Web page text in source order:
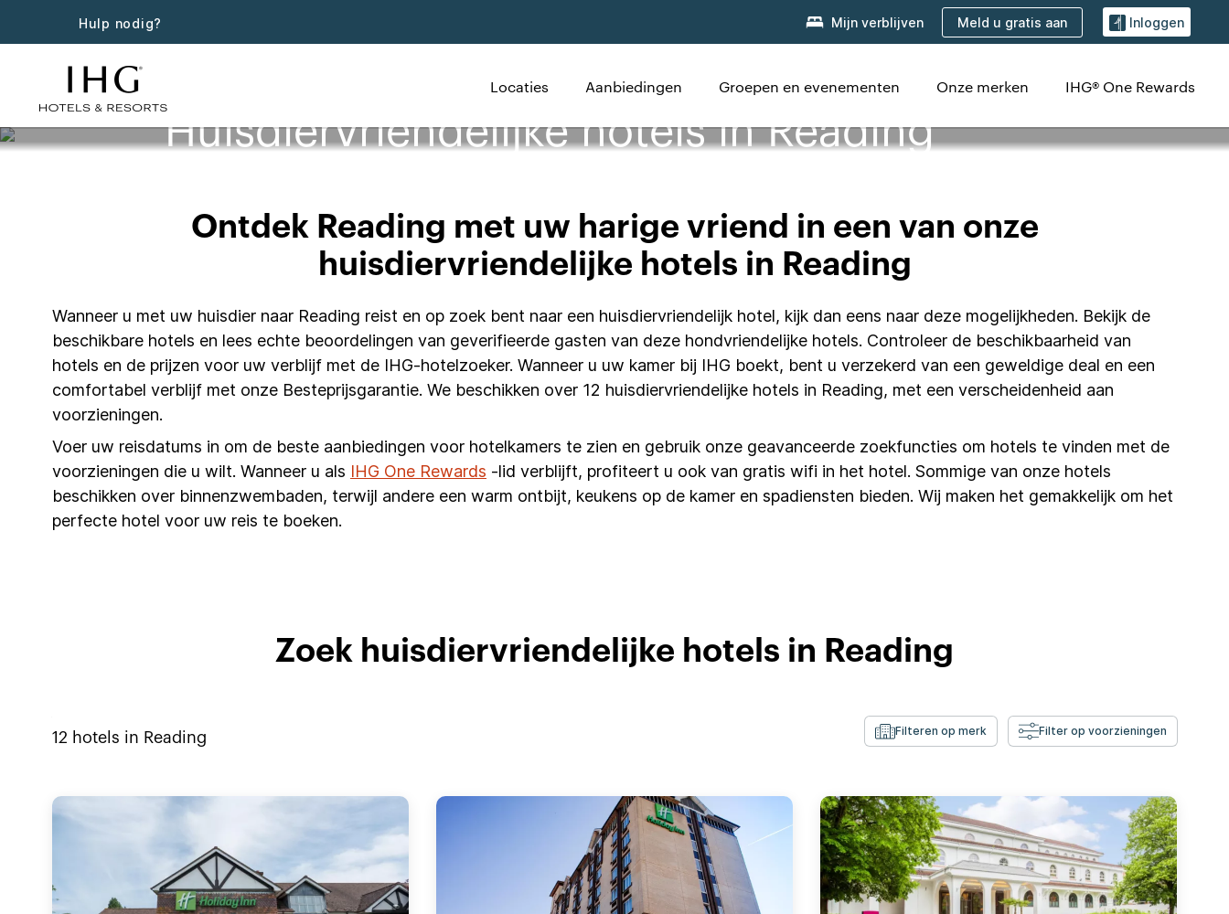
Hulp nodig? Mijn verblijven Meld u gratis aan Inloggen
Locaties Aanbiedingen Groepen en evenementen Onze merken IHG® One Rewards
Huisdiervriendelijke hotels in Reading
Ontdek Reading met uw harige vriend in een van onze
huisdiervriendelijke hotels in Reading
Wanneer u met uw huisdier naar Reading reist en op zoek bent naar een huisdiervriendelijk hotel, kijk dan eens naar deze mogelijkheden. Bekijk de
beschikbare hotels en lees echte beoordelingen van geverifieerde gasten van deze hondvriendelijke hotels. Controleer de beschikbaarheid van
hotels en de prijzen voor uw verblijf met de IHG-hotelzoeker. Wanneer u uw kamer bij IHG boekt, bent u verzekerd van een geweldige deal en een
comfortabel verblijf met onze Besteprijsgarantie. We beschikken over 12 huisdiervriendelijke hotels in Reading, met een verscheidenheid aan
voorzieningen.
Voer uw reisdatums in om de beste aanbiedingen voor hotelkamers te zien en gebruik onze geavanceerde zoekfuncties om hotels te vinden met de
voorzieningen die u wilt. Wanneer u als IHG One Rewards -lid verblijft, profiteert u ook van gratis wifi in het hotel. Sommige van onze hotels
beschikken over binnenzwembaden, terwijl andere een warm ontbijt, keukens op de kamer en spadiensten bieden. Wij maken het gemakkelijk om het
perfecte hotel voor uw reis te boeken.
Zoek huisdiervriendelijke hotels in Reading
12 hotels in Reading Filteren op merk Filter op voorzieningen